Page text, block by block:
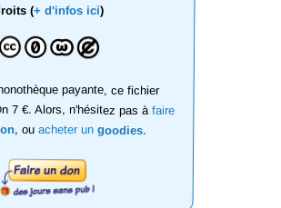
(+ d'infos ici)
payante, ce fichier
7 €. Alors, n'hésitez pas àfaire
, ouacheter ungoodies.